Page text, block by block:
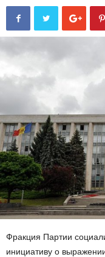
Фракция Партии
инициативу о